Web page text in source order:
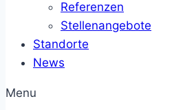
Referenzen
Stellenangebote
Standorte
News
Menu